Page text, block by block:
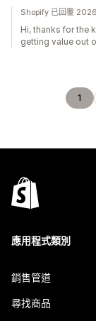
Shopify 已回覆
Hi, thanks for the
getting value out
1
應用程式類別
銷售管道
尋找商品